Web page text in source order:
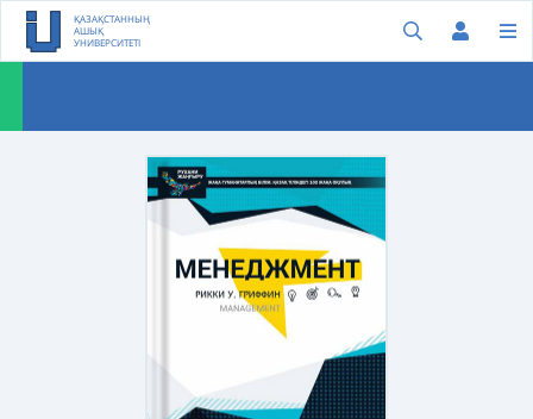
ҚАЗАҚСТАННЫҢ
АШЫҚ
УНИВЕРСИТЕТІ